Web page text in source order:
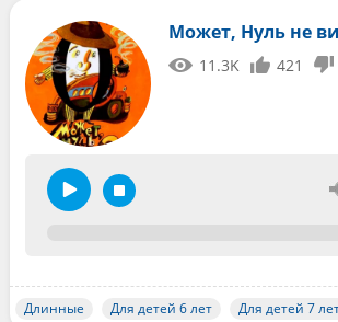
Может, Нуль не
11.3K 421
Длинные Для детей 6 лет Для детей 7